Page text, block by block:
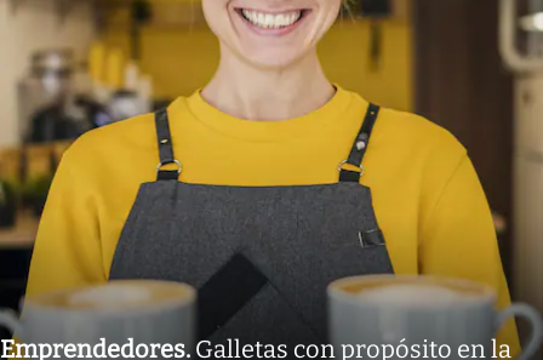
Emprendedores. Galletas con propósito en la